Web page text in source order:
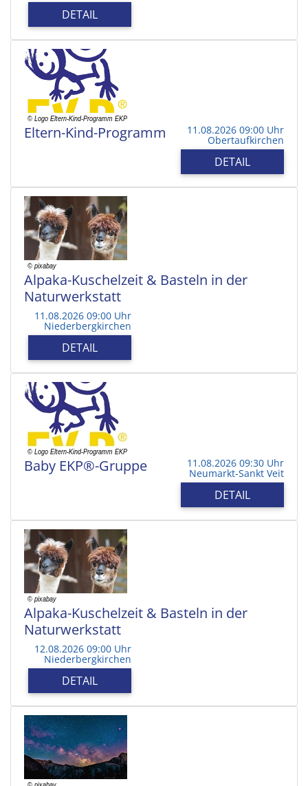
DETAIL
Eltern-Kind-Programm 11.08.2026 09:00 Uhr
Obertaufkirchen
DETAIL
Alpaka-Kuschelzeit & Basteln in der
Naturwerkstatt
11.08.2026 09:00 Uhr
Niederbergkirchen
DETAIL
Baby EKP®-Gruppe 11.08.2026 09:30 Uhr
Neumarkt-Sankt Veit
DETAIL
Alpaka-Kuschelzeit & Basteln in der
Naturwerkstatt
12.08.2026 09:00 Uhr
Niederbergkirchen
DETAIL